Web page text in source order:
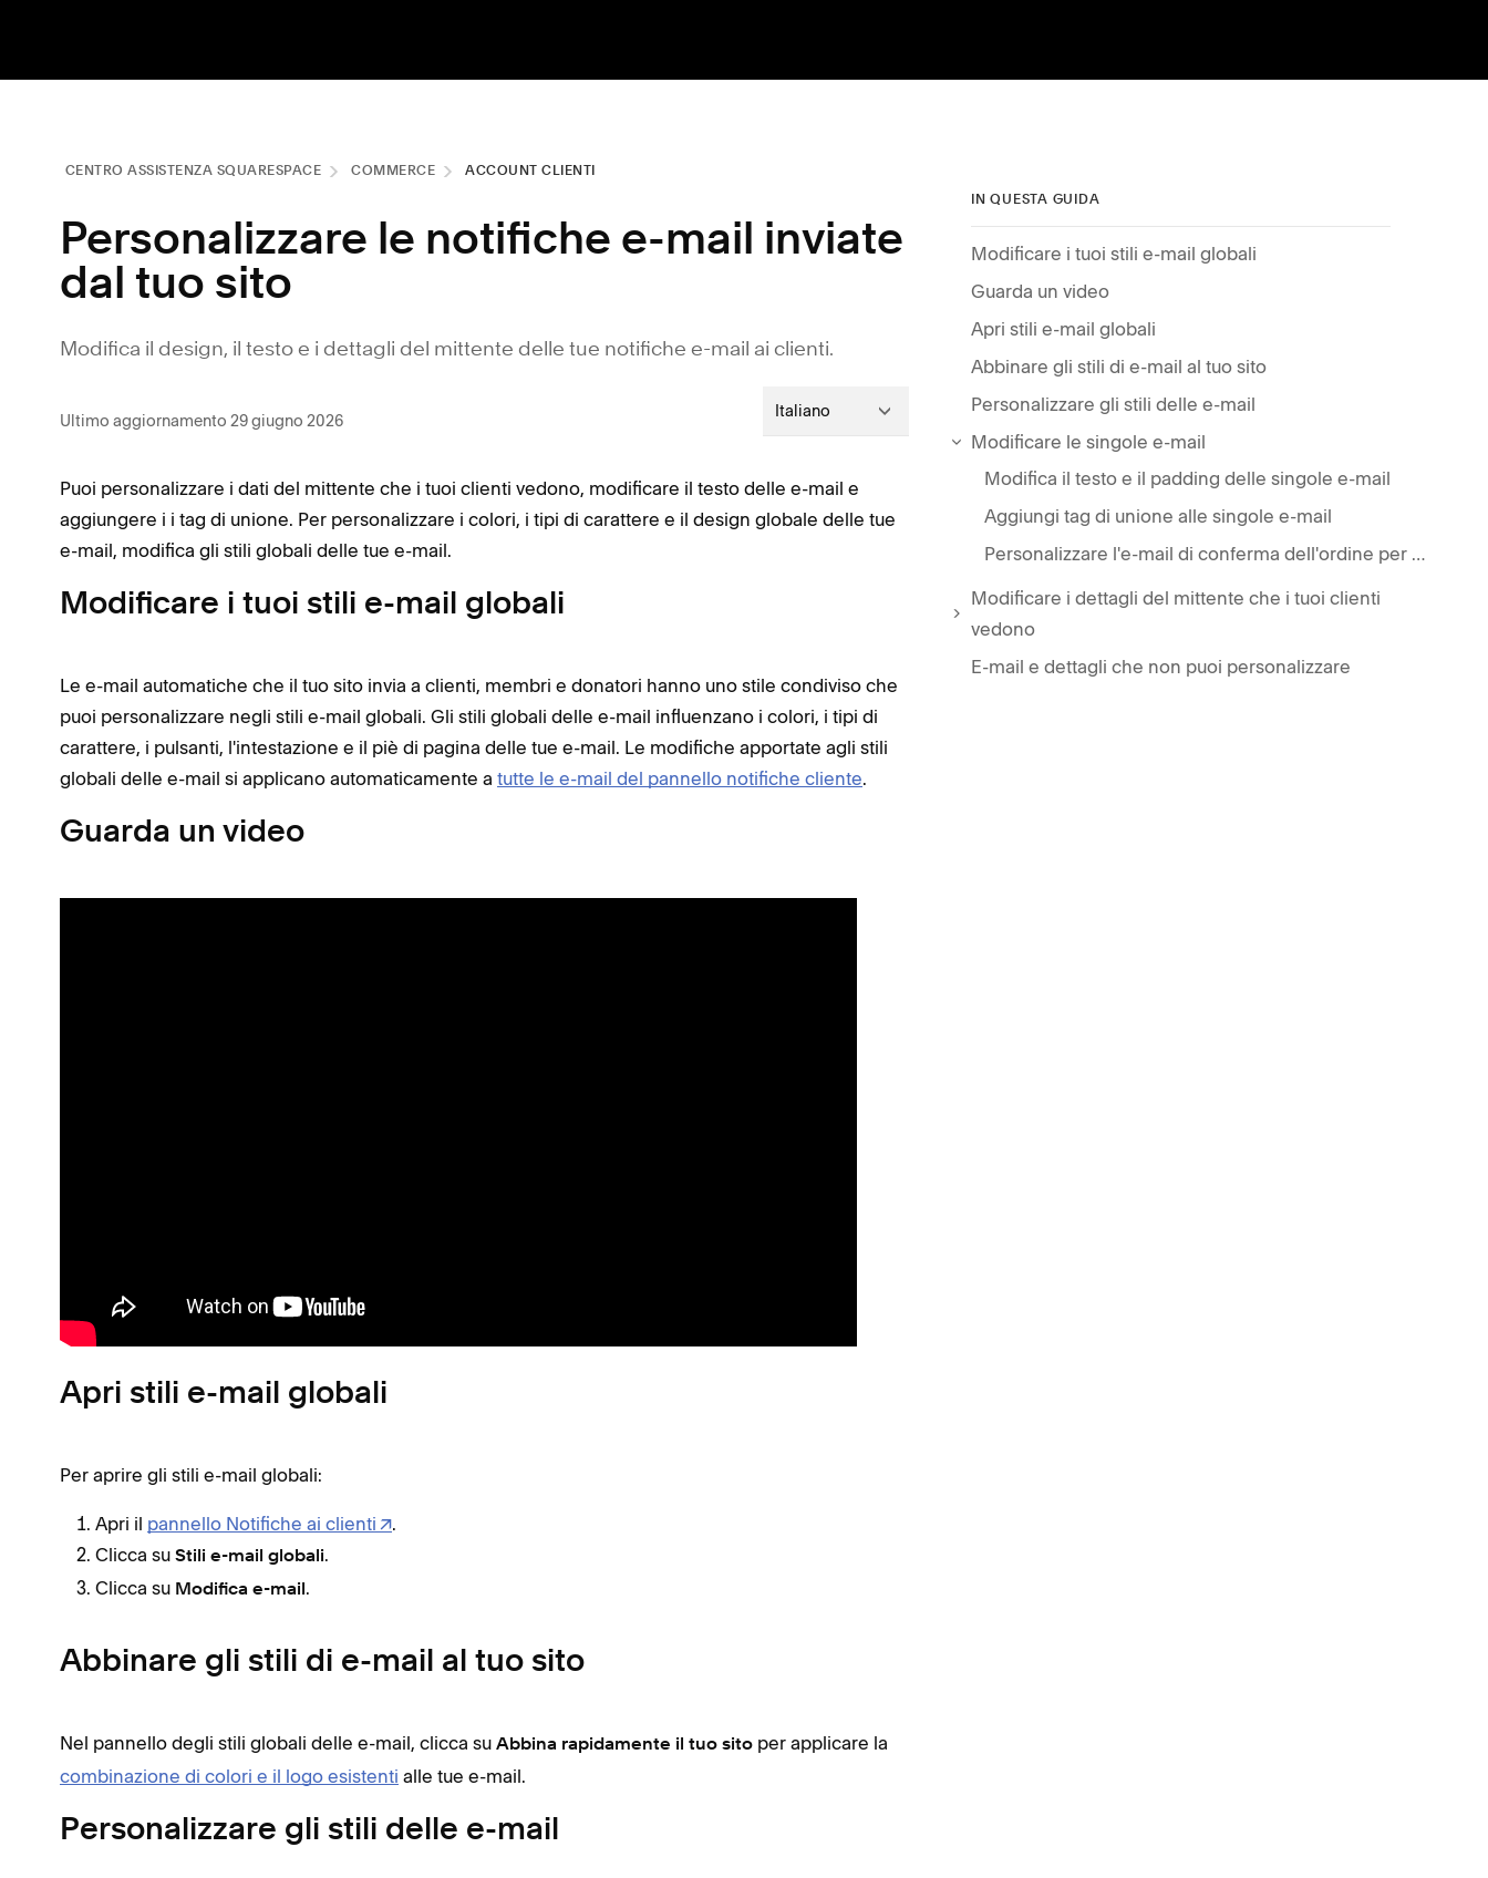
CENTRO ASSISTENZA SQUARESPACE COMMERCE ACCOUNT CLIENTI
Personalizzare le notifiche e-mail inviate
dal tuo sito
Modifica il design, il testo e i dettagli del mittente delle tue notifiche e-mail ai clienti.
Ultimo aggiornamento 29 giugno 2026 Italiano
Puoi personalizzare i dati del mittente che i tuoi clienti vedono, modificare il testo delle e-mail e
aggiungere i i tag di unione. Per personalizzare i colori, i tipi di carattere e il design globale delle tue
e-mail, modifica gli stili globali delle tue e-mail.
Modificare i tuoi stili e-mail globali
Le e-mail automatiche che il tuo sito invia a clienti, membri e donatori hanno uno stile condiviso che
puoi personalizzare negli stili e-mail globali. Gli stili globali delle e-mail influenzano i colori, i tipi di
carattere, i pulsanti, l'intestazione e il piè di pagina delle tue e-mail. Le modifiche apportate agli stili
globali delle e-mail si applicano automaticamente a tutte le e-mail del pannello notifiche cliente.
Guarda un video
Apri stili e-mail globali
Per aprire gli stili e-mail globali:
Apri il pannello Notifiche ai clienti
.
Clicca su Stili e-mail globali.
Clicca su Modifica e-mail .
Abbinare gli stili di e-mail al tuo sito
Nel pannello degli stili globali delle e-mail, clicca su Abbina rapidamente il tuo sito per applicare la
combinazione di colori e il logo esistenti alle tue e-mail.
Personalizzare gli stili delle e-mail
IN QUESTA GUIDA
Modificare i tuoi stili e-mail globali
Guarda un video
Apri stili e-mail globali
Abbinare gli stili di e-mail al tuo sito
Personalizzare gli stili delle e-mail
Modificare le singole e-mail
Modifica il testo e il padding delle singole e-mail
Aggiungi tag di unione alle singole e-mail
Personalizzare l'e-mail di conferma dell'ordine per prodotti e servizi in base al tipo di prodotto
Modificare i dettagli del mittente che i tuoi clienti
vedono
E-mail e dettagli che non puoi personalizzare